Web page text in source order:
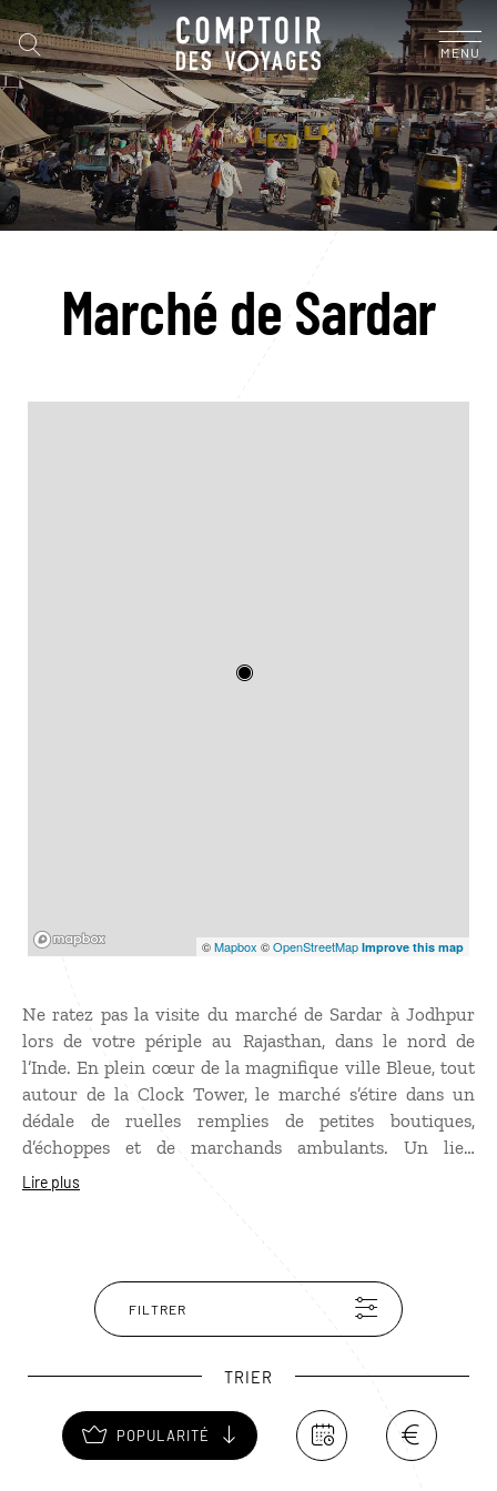
MENU
Marché de Sardar
©Mapbox ©OpenStreetMap Improve this map
Ne ratez pas la visite du marché de Sardar à Jodhpur
lors de votre périple au Rajasthan, dans le nord de
l’Inde. En plein cœur de la magnifique ville Bleue, tout
autour de la Clock Tower, le marché s’étire dans un
dédale de ruelles remplies de petites boutiques,
d’échoppes et de marchands ambulants. Un lieu
bouillonnant où s’entremêlent les parfums et les
Lire plus
FILTRER
TRIER
POPULARITÉ